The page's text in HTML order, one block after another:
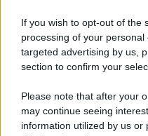
If you wish to opt-out of the
processing of your
targeted advertising by us,
section to confirm your
Please note that after your
may continue seeing
information utilized by us